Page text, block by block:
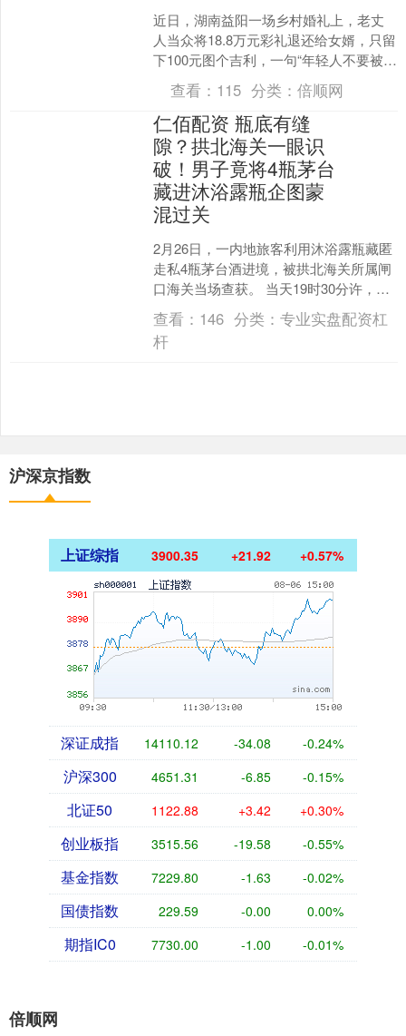
近日，湖南益阳一场乡村婚礼上，老丈
人当众将18.8万元彩礼退还给女婿，只留
下100元图个吉利，一句“年轻人不要被金
钱蒙蔽了自己的婚姻幸福”刷屏网络，引
发众多网友....
查看： 115 分类： 倍顺网
仁佰配资 瓶底有缝
隙？拱北海关一眼识
破！男子竟将4瓶茅台
藏进沐浴露瓶企图蒙
混过关
2月26日，一内地旅客利用沐浴露瓶藏匿
走私4瓶茅台酒进境，被拱北海关所属闸
口海关当场查获。 当天19时30分许，男
子魏某经拱北口岸旅检大厅的海关“绿色
通道”进境....
查看： 146 分类：专业实盘配资杠
杆
沪深京指数
上证综指 3900.35 +21.92 +0.57%
深证成指 14110.12 -34.08 -0.24%
沪深300 4651.31 -6.85 -0.15%
北证50 1122.88 +3.42 +0.30%
创业板指 3515.56 -19.58 -0.55%
基金指数 7229.80 -1.63 -0.02%
国债指数 229.59 -0.00 0.00%
期指IC0 7730.00 -1.00 -0.01%
倍顺网